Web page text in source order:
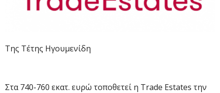
Της Τέτης Ηγουμενίδη
Στα 740-760 εκατ. ευρώ τοποθετεί η Trade Estates την